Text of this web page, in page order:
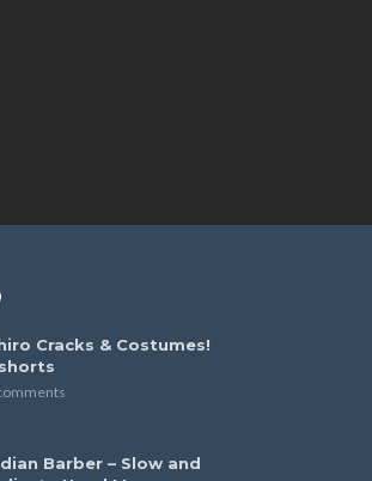
Cracks & Costumes!
Barber – Slow and